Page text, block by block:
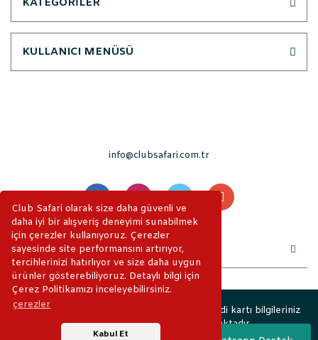
Club Safari olarak size daha güvenli ve
daha iyi bir alışveriş deneyimi sunabilmek
için çerezler kullanıyoruz. Çerezler
sayesinde site performansını artırıyor,
tercihlerinizi hatırlıyor ve size daha uygun
ürünler gösterebiliyoruz. Detaylı bilgi için
Çerez Politikamızı inceleyebilirsiniz.
çerezler
Kabul Et
KATEGORİLER
KULLANICI MENÜSÜ
info@clubsafari.com.tr
2019 © ClubSafari. Tüm Hakları Saklıdır. Kredi kartı bilgileriniz
256bit SSL sertifikası ile korunmaktadır.